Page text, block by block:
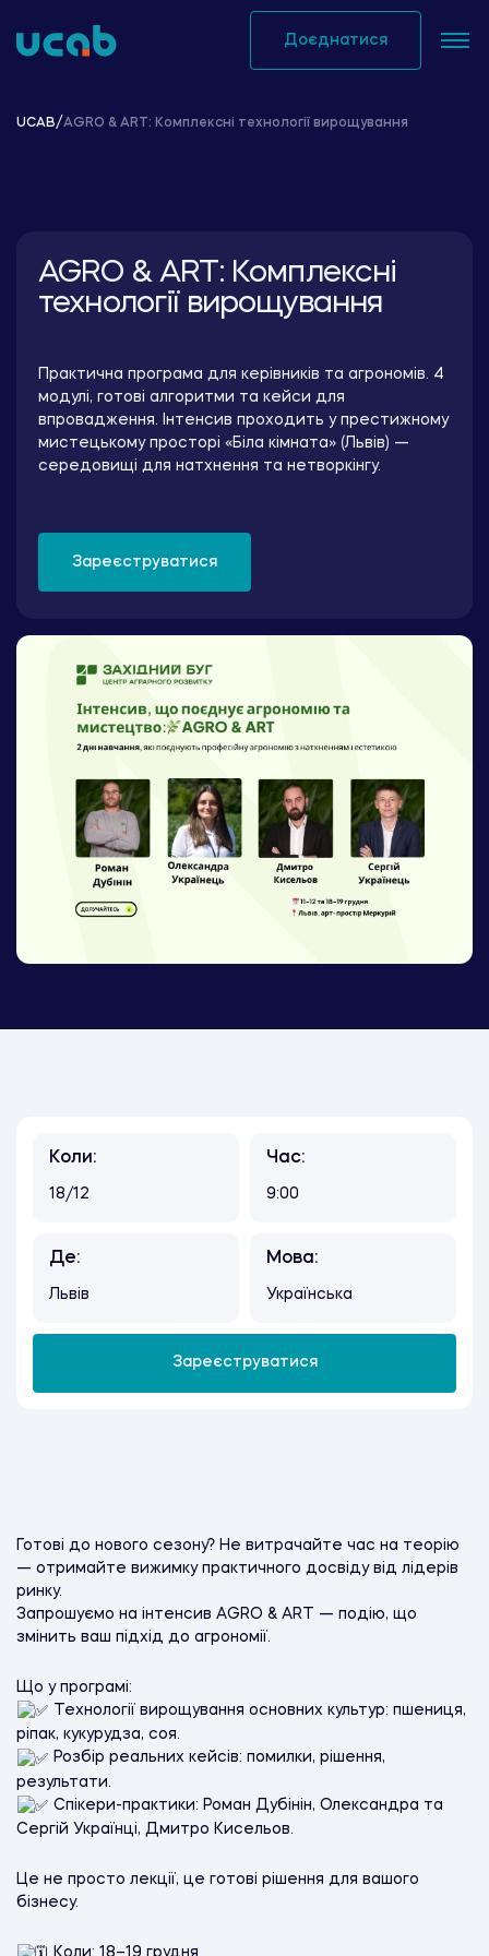
to
Доєднатися
UCAB/AGRO & ART: Комплексні технології вирощування
AGRO & ART: Комплексні
технології вирощування
Практична програма для керівників та агрономів. 4
модулі, готові алгоритми та кейси для
впровадження. Інтенсив проходить у престижному
мистецькому просторі «Біла кімната» (Львів) —
середовищі для натхнення та нетворкінгу.
Зареєструватися
Готові до нового сезону? Не витрачайте час на теорію
— отримайте вижимку практичного досвіду від лідерів
ринку.
Запрошуємо на інтенсив AGRO & ART — подію, що
змінить ваш підхід до агрономії.
Що у програмі:
Технології вирощування основних культур: пшениця,
ріпак, кукурудза, соя.
Розбір реальних кейсів: помилки, рішення,
результати.
Спікери-практики: Роман Дубінін, Олександра та
Сергій Українці, Дмитро Кисельов.
Це не просто лекції, це готові рішення для вашого
бізнесу.
Коли: 18–19 грудня
Коли:
18/12
Час:
9:00
Де:
Львів
Мова:
Українська
Зареєструватися